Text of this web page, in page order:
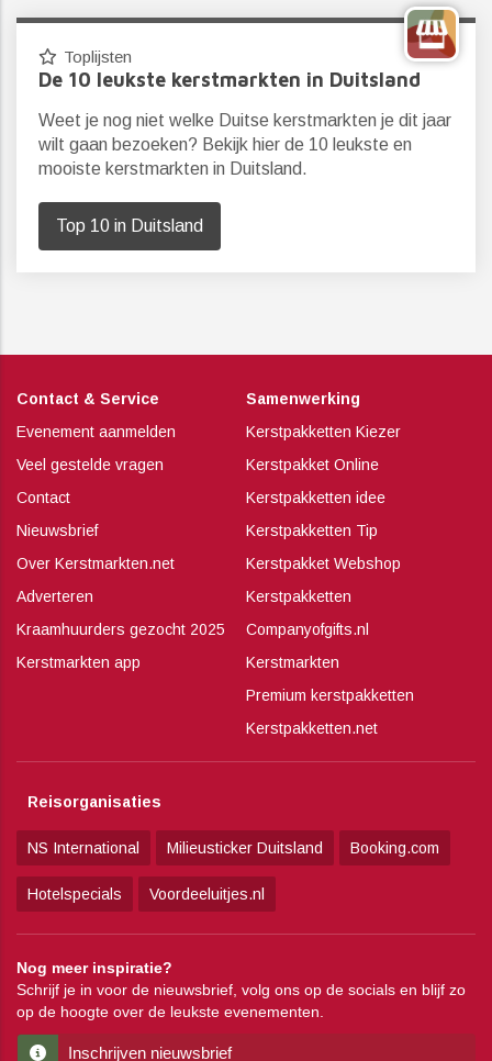
Toplijsten
De 10 leukste kerstmarkten in Duitsland
Weet je nog niet welke Duitse kerstmarkten je dit jaar
wilt gaan bezoeken? Bekijk hier de 10 leukste en
mooiste kerstmarkten in Duitsland.
Top 10 in Duitsland
Contact & Service
Evenement aanmelden
Veel gestelde vragen
Contact
Nieuwsbrief
Over Kerstmarkten.net
Adverteren
Kraamhuurders gezocht 2025
Kerstmarkten app
Samenwerking
Kerstpakketten Kiezer
Kerstpakket Online
Kerstpakketten idee
Kerstpakketten Tip
Kerstpakket Webshop
Kerstpakketten
Companyofgifts.nl
Kerstmarkten
Premium kerstpakketten
Kerstpakketten.net
Reisorganisaties
NS International Milieusticker Duitsland Booking.com
Hotelspecials Voordeeluitjes.nl
Nog meer inspiratie?
Schrijf je in voor de nieuwsbrief, volg ons op de socials en blijf zo
op de hoogte over de leukste evenementen.
Inschrijven nieuwsbrief